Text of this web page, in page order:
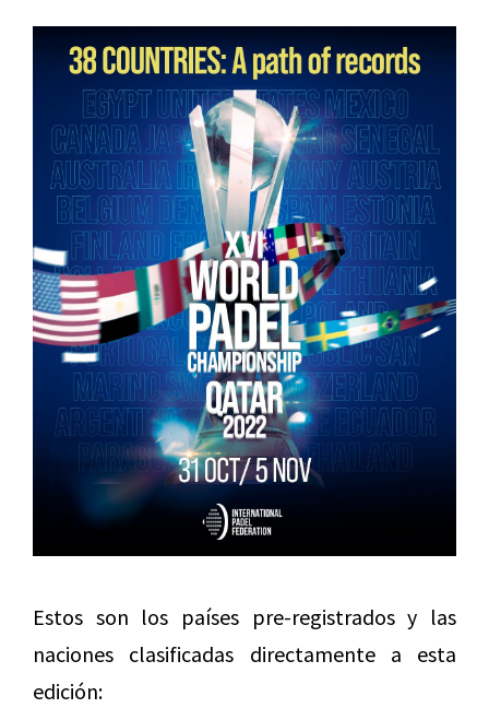
Estos son los países pre-registrados y las
naciones clasificadas directamente a esta
edición: